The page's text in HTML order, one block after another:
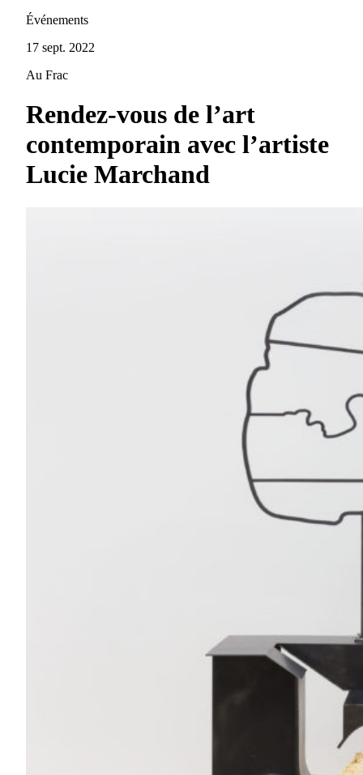
Événements
17 sept. 2022
Au Frac
Rendez-vous de l’art
contemporain avec l’artiste
Lucie Marchand